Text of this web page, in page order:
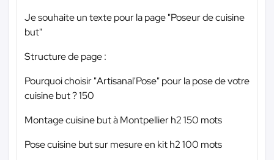
Je souhaite un texte pour la page "Poseur de cuisine
but"
Structure de page :
Pourquoi choisir "Artisanal'Pose" pour la pose de votre
cuisine but ? 150
Montage cuisine but à Montpellier h2 150 mots
Pose cuisine but sur mesure en kit h2 100 mots